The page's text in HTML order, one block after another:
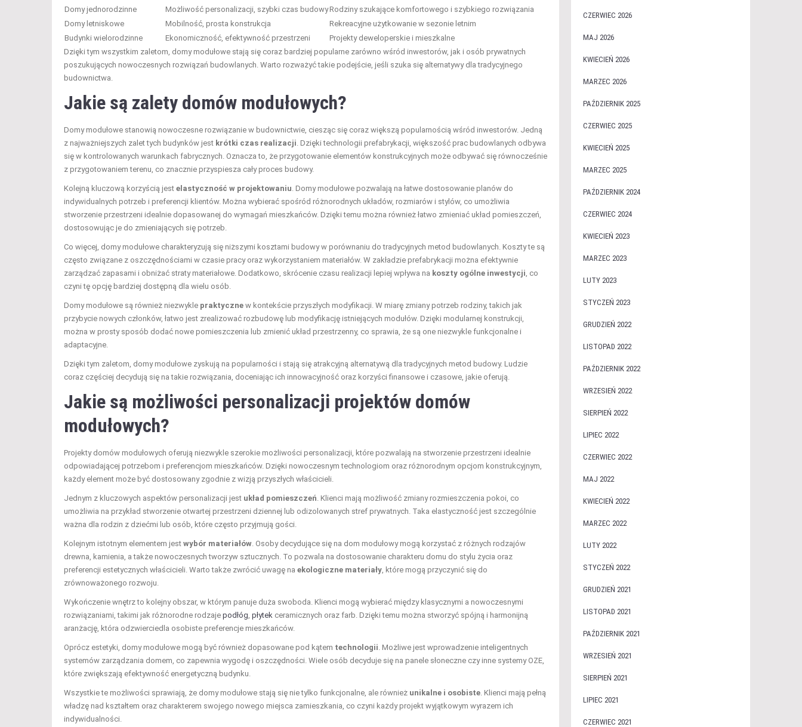
Domy jednorodzinne
Możliwość personalizacji, szybki czas budowyRodziny szukające komfortowego i szybkiego rozwiązania
Domy letniskowe
Mobilność, prosta konstrukcja
Rekreacyjne użytkowanie w sezonie letnim
Budynki wielorodzinne
Ekonomiczność, efektywność przestrzeni
Projekty deweloperskie i mieszkalne
Dzięki tym wszystkim zaletom, domy modułowe stają się coraz bardziej popularne zarówno wśród inwestorów, jak i osób prywatnych
poszukujących nowoczesnych rozwiązań budowlanych. Warto rozważyć takie podejście, jeśli szuka się alternatywy dla tradycyjnego
budownictwa.
Jakie są zalety domów modułowych?
Domy modułowe stanowią nowoczesne rozwiązanie w budownictwie, ciesząc się coraz większą popularnością wśród inwestorów. Jedną
z najważniejszych zalet tych budynków jest krótki czas realizacji . Dzięki technologii prefabrykacji, większość prac budowlanych odbywa
się w kontrolowanych warunkach fabrycznych. Oznacza to, że przygotowanie elementów konstrukcyjnych może odbywać się równocześnie
z przygotowaniem terenu, co znacznie przyspiesza cały proces budowy.
Kolejną kluczową korzyścią jest elastyczność w projektowaniu . Domy modułowe pozwalają na łatwe dostosowanie planów do
indywidualnych potrzeb i preferencji klientów. Można wybierać spośród różnorodnych układów, rozmiarów i stylów, co umożliwia
stworzenie przestrzeni idealnie dopasowanej do wymagań mieszkańców. Dzięki temu można również łatwo zmieniać układ pomieszczeń,
dostosowując je do zmieniających się potrzeb.
Co więcej, domy modułowe charakteryzują się niższymi kosztami budowy w porównaniu do tradycyjnych metod budowlanych. Koszty te są
często związane z oszczędnościami w czasie pracy oraz wykorzystaniem materiałów. W zakładzie prefabrykacji można efektywnie
zarządzać zapasami i obniżać straty materiałowe. Dodatkowo, skrócenie czasu realizacji lepiej wpływa na koszty ogólne inwestycji , co
czyni tę opcję bardziej dostępną dla wielu osób.
Domy modułowe są również niezwykle praktyczne w kontekście przyszłych modyfikacji. W miarę zmiany potrzeb rodziny, takich jak
przybycie nowych członków, łatwo jest zrealizować rozbudowę lub modyfikację istniejących modułów. Dzięki modularnej konstrukcji,
można w prosty sposób dodać nowe pomieszczenia lub zmienić układ przestrzenny, co sprawia, że są one niezwykle funkcjonalne i
adaptacyjne.
Dzięki tym zaletom, domy modułowe zyskują na popularności i stają się atrakcyjną alternatywą dla tradycyjnych metod budowy. Ludzie
coraz częściej decydują się na takie rozwiązania, doceniając ich innowacyjność oraz korzyści finansowe i czasowe, jakie oferują.
Jakie są możliwości personalizacji projektów domów
modułowych?
Projekty domów modułowych oferują niezwykle szerokie możliwości personalizacji, które pozwalają na stworzenie przestrzeni idealnie
odpowiadającej potrzebom i preferencjom mieszkańców. Dzięki nowoczesnym technologiom oraz różnorodnym opcjom konstrukcyjnym,
każdy element może być dostosowany zgodnie z wizją przyszłych właścicieli.
Jednym z kluczowych aspektów personalizacji jest układ pomieszczeń . Klienci mają możliwość zmiany rozmieszczenia pokoi, co
umożliwia na przykład stworzenie otwartej przestrzeni dziennej lub odizolowanych stref prywatnych. Taka elastyczność jest szczególnie
ważna dla rodzin z dziećmi lub osób, które często przyjmują gości.
Kolejnym istotnym elementem jest wybór materiałów . Osoby decydujące się na dom modułowy mogą korzystać z różnych rodzajów
drewna, kamienia, a także nowoczesnych tworzyw sztucznych. To pozwala na dostosowanie charakteru domu do stylu życia oraz
preferencji estetycznych właścicieli. Warto także zwrócić uwagę na ekologiczne materiały , które mogą przyczynić się do
zrównoważonego rozwoju.
Wykończenie wnętrz to kolejny obszar, w którym panuje duża swoboda. Klienci mogą wybierać między klasycznymi a nowoczesnymi
rozwiązaniami, takimi jak różnorodne rodzaje podłóg płytek ceramicznych oraz farb. Dzięki temu można stworzyć spójną i harmonijną
aranżację, która odzwierciedla osobiste preferencje mieszkańców.
Oprócz estetyki, domy modułowe mogą być również dopasowane pod kątem technologii . Możliwe jest wprowadzenie inteligentnych
systemów zarządzania domem, co zapewnia wygodę i oszczędności. Wiele osób decyduje się na panele słoneczne czy inne systemy OZE,
które zwiększają efektywność energetyczną budynku.
Wszystkie te możliwości sprawiają, że domy modułowe stają się nie tylko funkcjonalne, ale również unikalne i osobiste . Klienci mają pełną
władzę nad kształtem oraz charakterem swojego nowego miejsca zamieszkania, co czyni każdy projekt wyjątkowym wyrazem ich
indywidualności.
CZERWIEC 2026
MAJ 2026
KWIECIEŃ 2026
MARZEC 2026
PAŹDZIERNIK 2025
CZERWIEC 2025
KWIECIEŃ 2025
MARZEC 2025
PAŹDZIERNIK 2024
CZERWIEC 2024
KWIECIEŃ 2023
MARZEC 2023
LUTY 2023
STYCZEŃ 2023
GRUDZIEŃ 2022
LISTOPAD 2022
PAŹDZIERNIK 2022
WRZESIEŃ 2022
SIERPIEŃ 2022
LIPIEC 2022
CZERWIEC 2022
MAJ 2022
KWIECIEŃ 2022
MARZEC 2022
LUTY 2022
STYCZEŃ 2022
GRUDZIEŃ 2021
LISTOPAD 2021
PAŹDZIERNIK 2021
WRZESIEŃ 2021
SIERPIEŃ 2021
LIPIEC 2021
CZERWIEC 2021